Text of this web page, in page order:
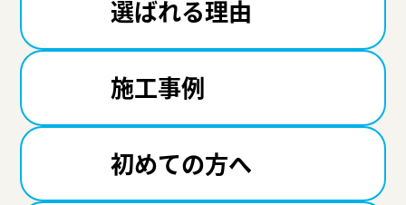
選ばれる理由
施工事例
初めての方へ